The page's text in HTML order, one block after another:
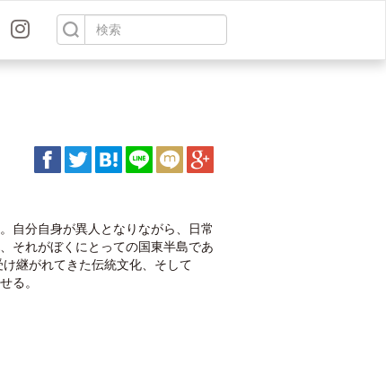
自分自身が異人となりながら、日常
それがぼくにとっての国東半島であ
継がれてきた伝統文化、そして
る。